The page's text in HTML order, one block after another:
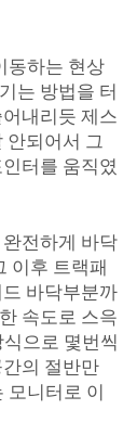
동하는 현상
는 방법을 터
내리듯 제스
안되어서 그
터를 움직였
전하게 바닥
이후 트랙패
바닥부분까
속도로 스윽
으로 몇번씩
의 절반만
모니터로 이